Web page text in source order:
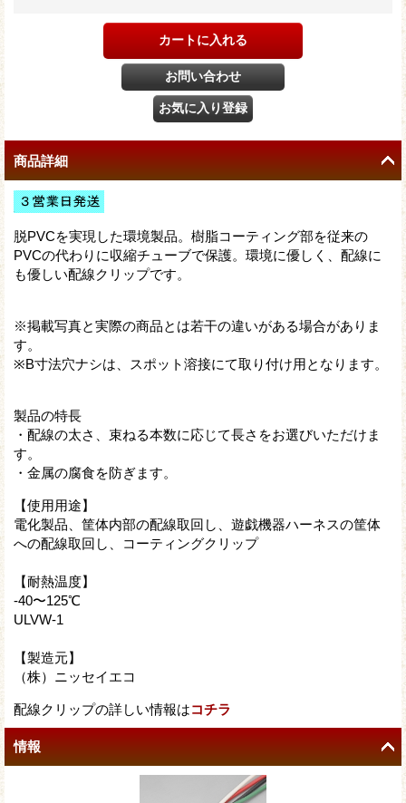
商品詳細
脱PVCを実現した環境製品。樹脂コーティング部を従来の
PVCの代わりに収縮チューブで保護。環境に優しく、配線に
も優しい配線クリップです。
※掲載写真と実際の商品とは若干の違いがある場合がありま
す。
※B寸法穴ナシは、スポット溶接にて取り付け用となります。
製品の特長
・配線の太さ、束ねる本数に応じて長さをお選びいただけま
す。
・金属の腐食を防ぎます。
【使用用途】
電化製品、筐体内部の配線取回し、遊戯機器ハーネスの筐体
への配線取回し、コーティングクリップ
【耐熱温度】
-40〜125℃
ULVW-1
【製造元】
（株）ニッセイエコ
配線クリップの詳しい情報はコチラ
情報